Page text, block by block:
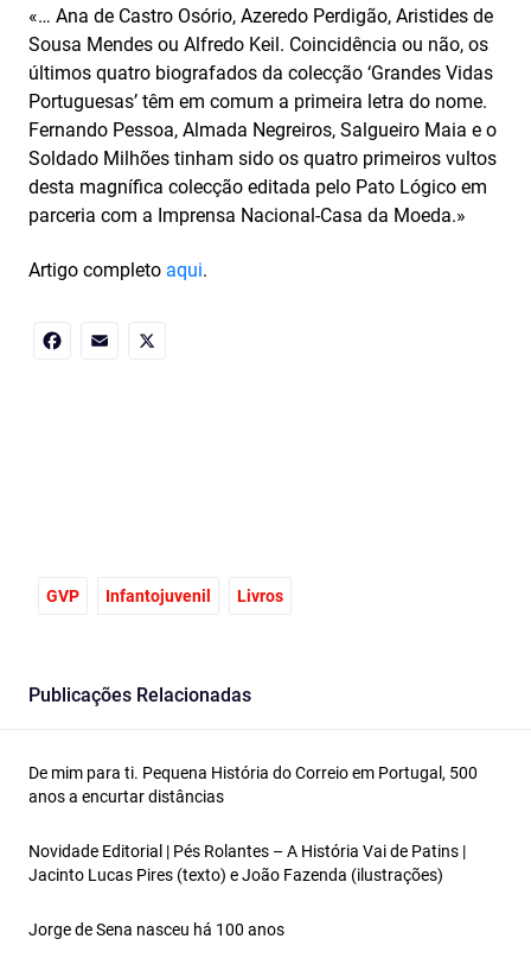
«… Ana de Castro Osório, Azeredo Perdigão, Aristides de
Sousa Mendes ou Alfredo Keil. Coincidência ou não, os
últimos quatro biografados da colecção ‘Grandes Vidas
Portuguesas’ têm em comum a primeira letra do nome.
Fernando Pessoa, Almada Negreiros, Salgueiro Maia e o
Soldado Milhões tinham sido os quatro primeiros vultos
desta magnífica colecção editada pelo Pato Lógico em
parceria com a Imprensa Nacional-Casa da Moeda.»
Artigo completo aqui.
GVP Infantojuvenil Livros
Publicações Relacionadas
De mim para ti. Pequena História do Correio em Portugal, 500
anos a encurtar distâncias
Novidade Editorial | Pés Rolantes – A História Vai de Patins |
Jacinto Lucas Pires (texto) e João Fazenda (ilustrações)
Jorge de Sena nasceu há 100 anos